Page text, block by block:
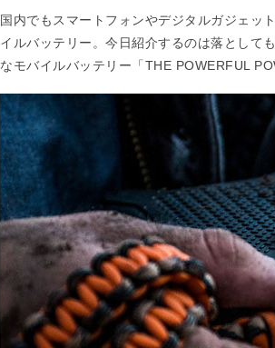
国内でもスマートフォンやデジタルガジェッ
イルバッテリー。今日紹介するのは落として
なモバイルバッテリー「THE POWERFUL